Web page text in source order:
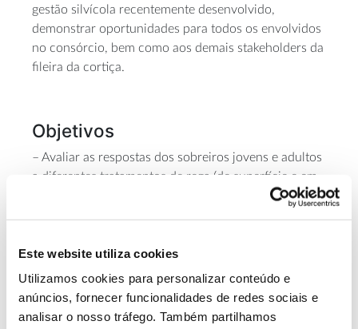
Este website utiliza cookies
Utilizamos cookies para personalizar conteúdo e
anúncios, fornecer funcionalidades de redes sociais e
analisar o nosso tráfego. Também partilhamos
gestão silvícola recentemente desenvolvido,
demonstrar oportunidades para todos os envolvidos
no consórcio, bem como aos demais stakeholders da
fileira da cortiça.
Objetivos
– Avaliar as respostas dos sobreiros jovens e adultos
a diferentes tratamentos de rega (de superfície e em
profundidade), com base na medição das suas taxas
de cortiça em novas plantações de sobreiros com
fertirrega (técnica de adubação que aproveita a água
da rega para levar nutrientes ao solo cultivado);